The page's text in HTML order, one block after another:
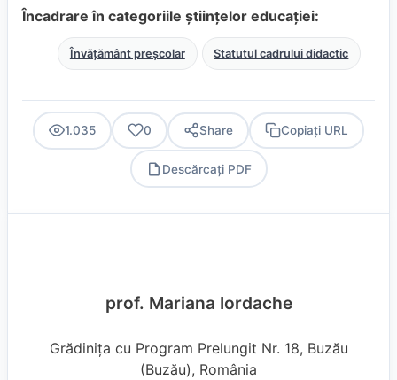
Încadrare în categoriile științelor educației:
Învățământ preșcolar Statutul cadrului didactic
1.035 0 Share Copiați URL
Descărcați PDF
prof. Mariana Iordache
Grădinița cu Program Prelungit Nr. 18, Buzău
(Buzău), România